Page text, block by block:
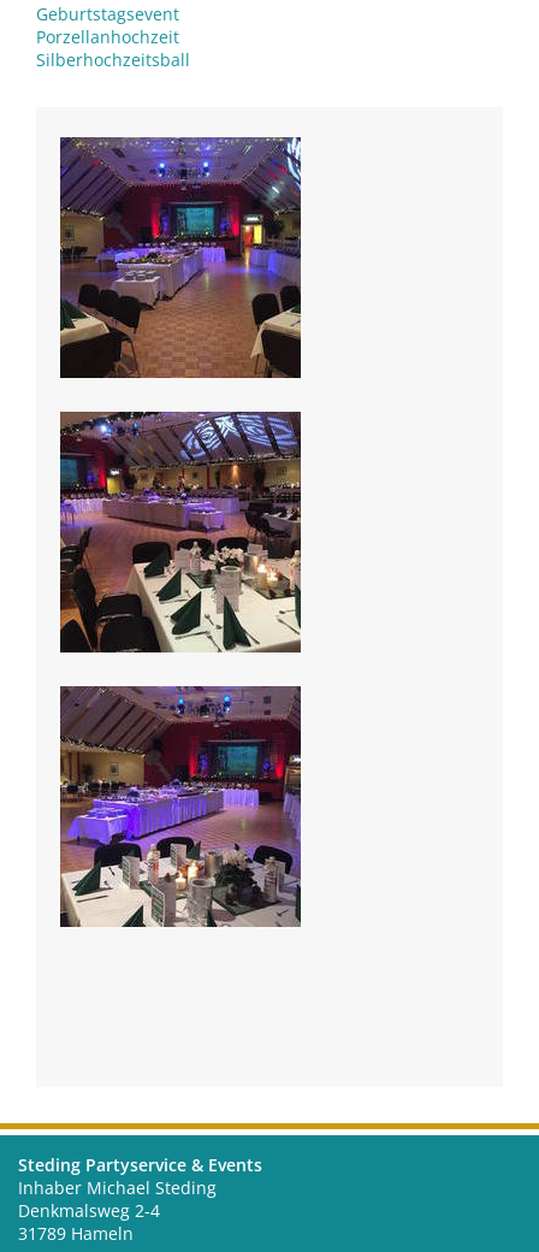
Geburtstagsevent
Porzellanhochzeit
Silberhochzeitsball
Steding Partyservice & Events
Inhaber Michael Steding
Denkmalsweg 2-4
31789 Hameln